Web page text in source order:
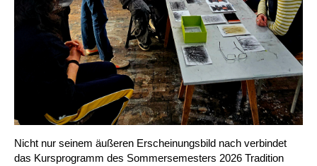
Nicht nur seinem äußeren Erscheinungsbild nach verbindet
das Kursprogramm des Sommersemesters 2026 Tradition